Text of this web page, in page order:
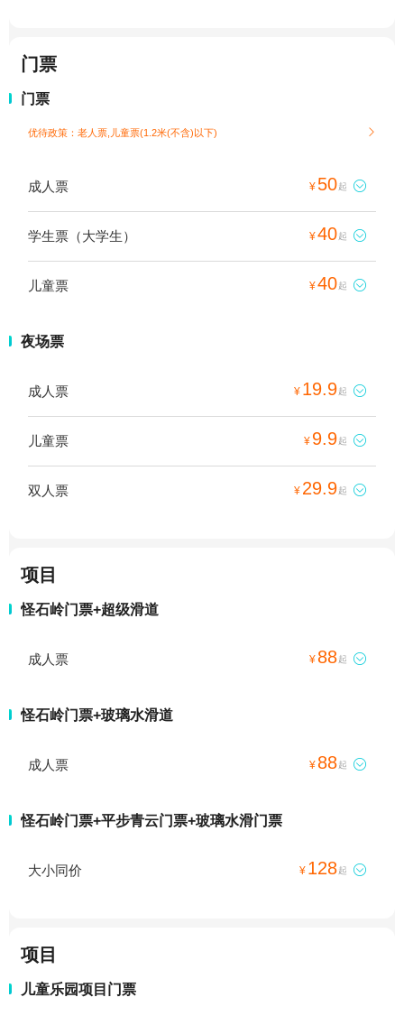
门票
门票
优待政策：老人票,儿童票(1.2米(不含)以下) 
成人票 ¥ 50起 
学生票（大学生） ¥40起 
儿童票 ¥40起 
夜场票
成人票 ¥ 19.9起 
儿童票 ¥ 9.9起 
双人票 ¥ 29.9起 
项目
怪石岭门票+超级滑道
成人票 ¥ 88起 
怪石岭门票+玻璃水滑道
成人票 ¥ 88起 
怪石岭门票+平步青云门票+玻璃水滑门票
大小同价 ¥ 128起 
项目
儿童乐园项目门票